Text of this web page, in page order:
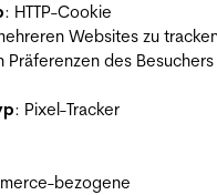
: HTTP-Cookie
Websites zu
des Besuchers
: Pixel-Tracker
bezogene